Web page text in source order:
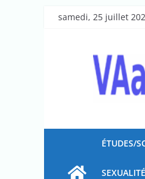
samedi, 25 juillet
ÉTUDES/
SEXUALITÉ